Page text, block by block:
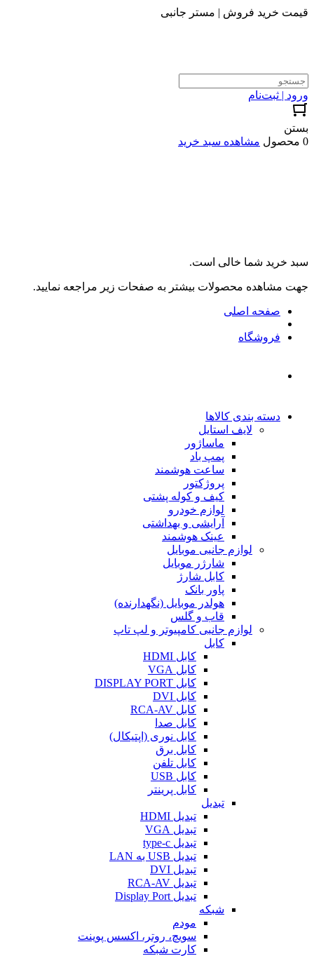
قیمت خرید فروش | مستر جانبی
ورود | ثبت‌نام
بستن
0 محصول
مشاهده سبد خرید
سبد خرید شما خالی است.
جهت مشاهده محصولات بیشتر به صفحات زیر مراجعه نمایید.
صفحه اصلی
فروشگاه
دسته بندی کالاها
لایف استایل
ماساژور
پمپ باد
ساعت هوشمند
پروژکتور
کیف و کوله پشتی
لوازم خودرو
آرایشی و بهداشتی
عینک هوشمند
لوازم جانبی موبایل
شارژر موبایل
کابل شارژ
پاور بانک
هولدر موبایل (نگهدارنده)
قاب و گلس
لوازم جانبی کامپیوتر و لپ تاپ
کابل
کابل HDMI
کابل VGA
کابل DISPLAY PORT
کابل DVI
کابل RCA-AV
کابل صدا
کابل نوری (اپتیکال)
کابل برق
کابل تلفن
کابل USB
کابل پرینتر
تبدیل
تبدیل HDMI
تبدیل VGA
تبدیل type-c
تبدیل USB به LAN
تبدیل DVI
تبدیل RCA-AV
تبدیل Display Port
شبکه
مودم
سویچ، روتر، اکسس پوینت
کارت شبکه